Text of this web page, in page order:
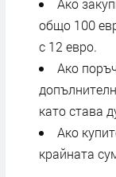
Ако
общо 100
с 12 евро.
Ако
като става
Ако
крайната